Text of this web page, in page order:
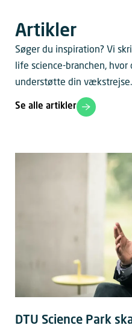
Artikler
Søger du inspiration? Vi
life science-branchen,
understøtte din vækstrejse.
Se alle artikler
DTU Science Park